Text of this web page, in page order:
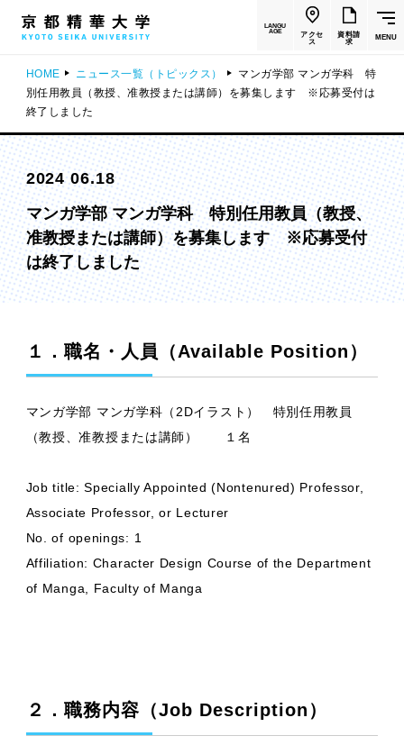
LANGU
AGE
アクセ
ス
資料請
求
MENU
HOME ニュース一覧（トピックス）
マンガ学部 マンガ学科 特
別任用教員（教授、准教授または講師）を募集します ※応募受付は
終了しました
2024 06.18
マンガ学部 マンガ学科 特別任用教員（教授、
准教授または講師）を募集します ※応募受付
は終了しました
１．職名・人員（Available Position）
マンガ学部 マンガ学科（2Dイラスト） 特別任用教員
（教授、准教授または講師） １名
Job title: Specially Appointed (Nontenured) Professor,
Associate Professor, or Lecturer
No. of openings: 1
Affiliation: Character Design Course of the Department
of Manga, Faculty of Manga
２．職務内容（Job Description）